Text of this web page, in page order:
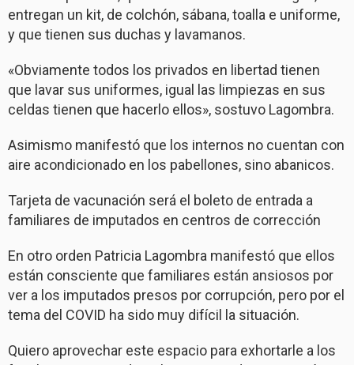
entregan un kit, de colchón, sábana, toalla e uniforme,
y que tienen sus duchas y lavamanos.
«Obviamente todos los privados en libertad tienen
que lavar sus uniformes, igual las limpiezas en sus
celdas tienen que hacerlo ellos», sostuvo Lagombra.
Asimismo manifestó que los internos no cuentan con
aire acondicionado en los pabellones, sino abanicos.
Tarjeta de vacunación será el boleto de entrada a
familiares de imputados en centros de corrección
En otro orden Patricia Lagombra manifestó que ellos
están consciente que familiares están ansiosos por
ver a los imputados presos por corrupción, pero por el
tema del COVID ha sido muy difícil la situación.
Quiero aprovechar este espacio para exhortarle a los